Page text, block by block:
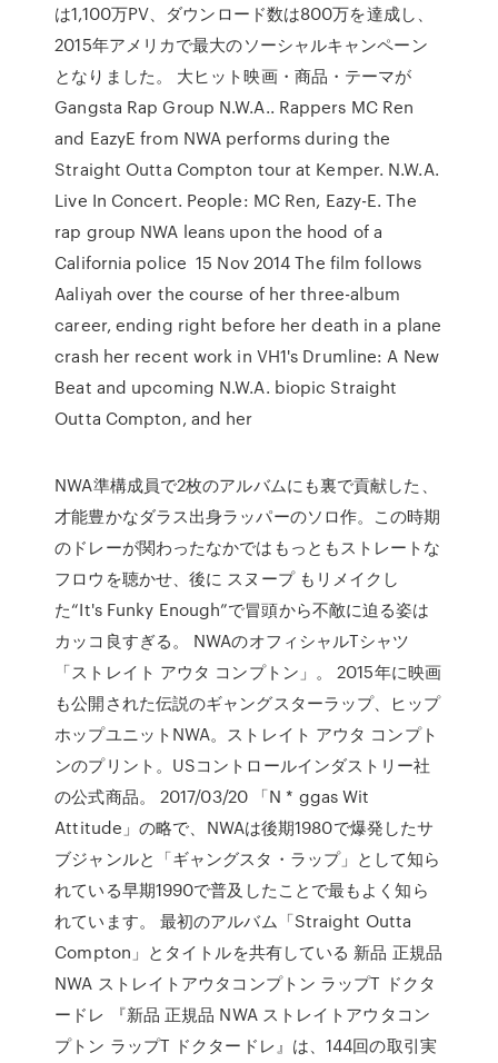
は1,100万PV、ダウンロード数は800万を達成し、
2015年アメリカで最大のソーシャルキャンペーン
となりました。 大ヒット映画・商品・テーマが
Gangsta Rap Group N.W.A.. Rappers MC Ren
and EazyE from NWA performs during the
Straight Outta Compton tour at Kemper. N.W.A.
Live In Concert. People: MC Ren, Eazy-E. The
rap group NWA leans upon the hood of a
California police 15 Nov 2014 The film follows
Aaliyah over the course of her three-album
career, ending right before her death in a plane
crash her recent work in VH1's Drumline: A New
Beat and upcoming N.W.A. biopic Straight
Outta Compton, and her
NWA準構成員で2枚のアルバムにも裏で貢献した、
才能豊かなダラス出身ラッパーのソロ作。この時期
のドレーが関わったなかではもっともストレートな
フロウを聴かせ、後に スヌープ もリメイクし
た“It's Funky Enough”で冒頭から不敵に迫る姿は
カッコ良すぎる。 NWAのオフィシャルTシャツ
「ストレイト アウタ コンプトン」。 2015年に映画
も公開された伝説のギャングスターラップ、ヒップ
ホップユニットNWA。ストレイト アウタ コンプト
ンのプリント。USコントロールインダストリー社
の公式商品。 2017/03/20 「N * ggas Wit
Attitude」の略で、NWAは後期1980で爆発したサ
ブジャンルと「ギャングスタ・ラップ」として知ら
れている早期1990で普及したことで最もよく知ら
れています。 最初のアルバム「Straight Outta
Compton」とタイトルを共有している 新品 正規品
NWA ストレイトアウタコンプトン ラップT ドクタ
ードレ 『新品 正規品 NWA ストレイトアウタコン
プトン ラップT ドクタードレ』は、144回の取引実